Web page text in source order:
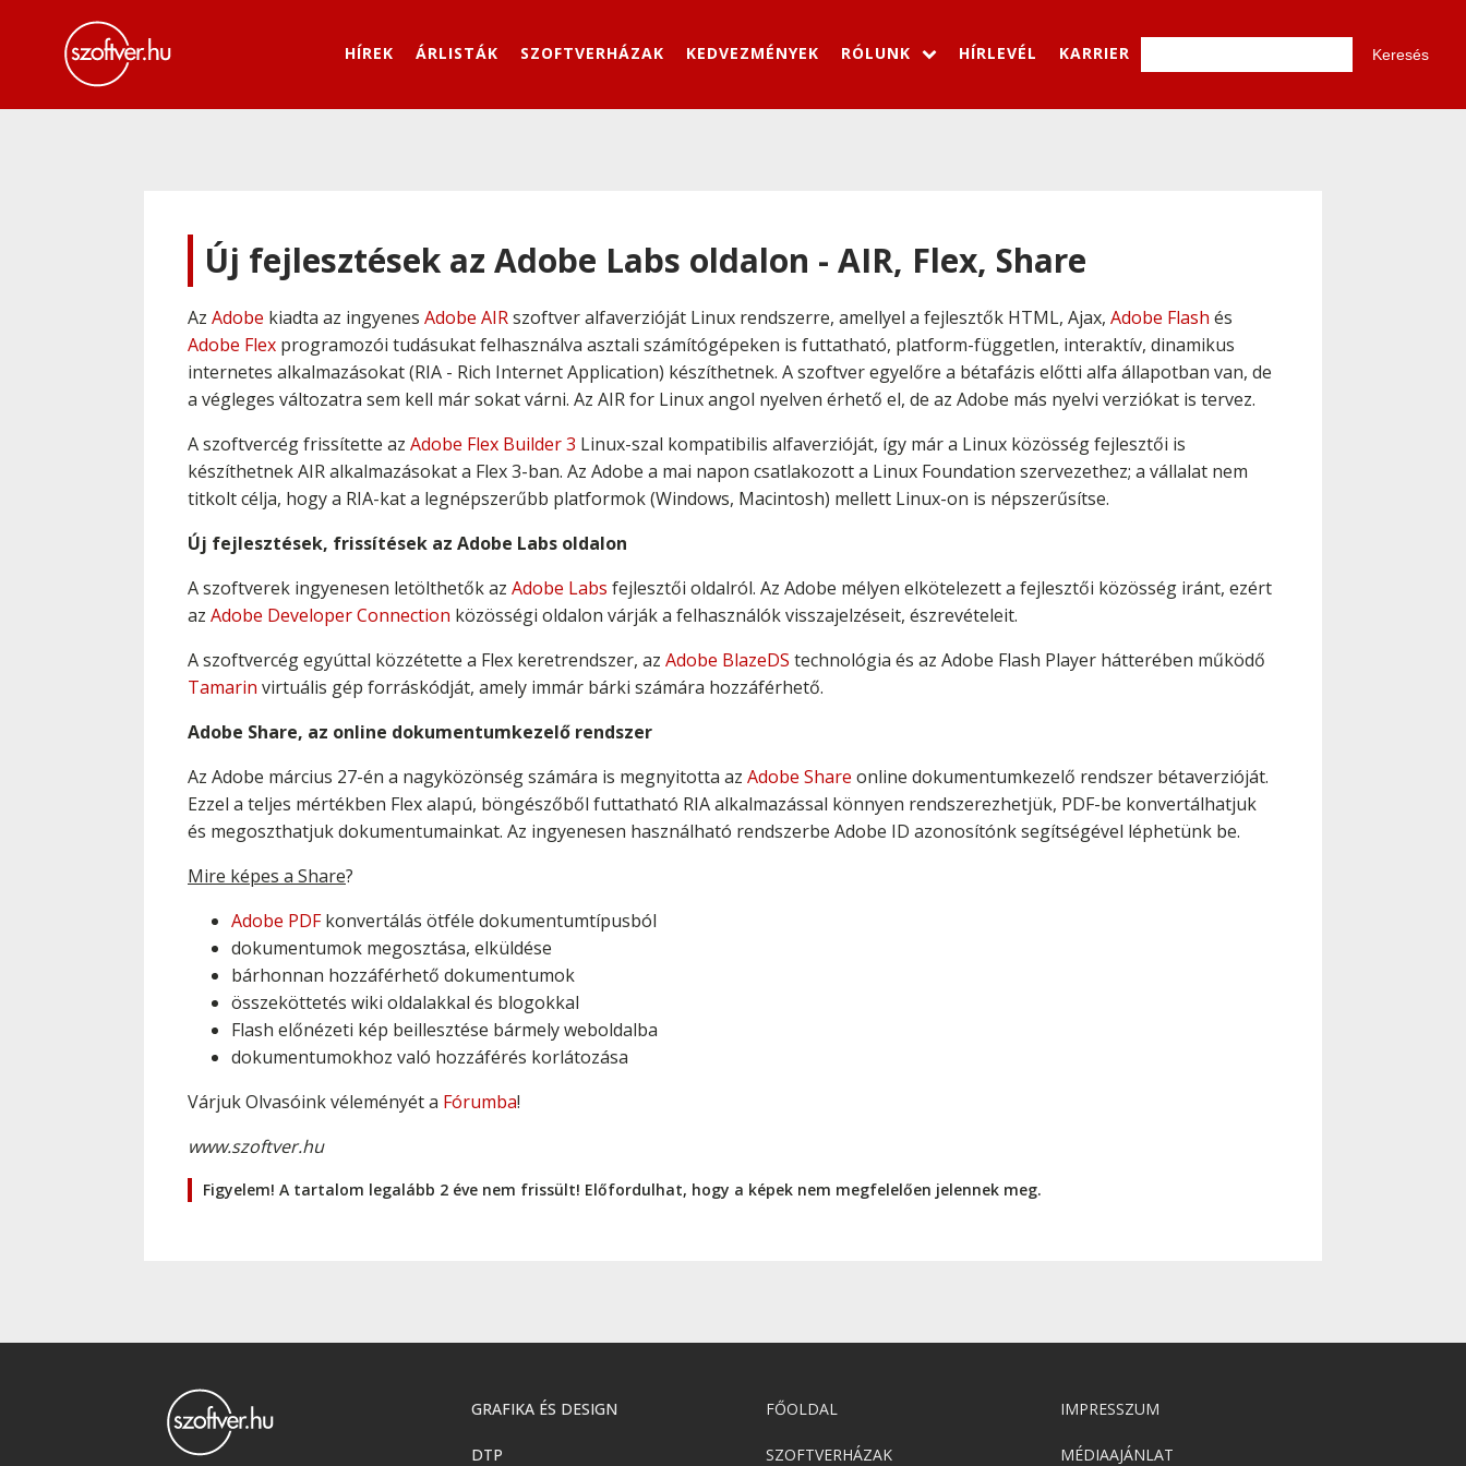
HÍREK ÁRLISTÁK SZOFTVERHÁZAK KEDVEZMÉNYEK RÓLUNK HÍRLEVÉL KARRIER
Új fejlesztések az Adobe Labs oldalon - AIR, Flex, Share
Az Adobe kiadta az ingyenes Adobe AIRszoftver alfaverzióját Linux rendszerre, amellyel a fejlesztők HTML, Ajax, Adobe Flash és
Adobe Flex programozói tudásukat felhasználva asztali számítógépeken is futtatható, platform-független, interaktív, dinamikus
internetes alkalmazásokat (RIA - Rich Internet Application) készíthetnek. A szoftver egyelőre a bétafázis előtti alfa állapotban van, de
a végleges változatra sem kell már sokat várni. Az AIR for Linux angol nyelven érhető el, de az Adobe más nyelvi verziókat is tervez.
A szoftvercég frissítette az Adobe Flex Builder 3 Linux-szal kompatibilis alfaverzióját, így már a Linux közösség fejlesztői is
készíthetnek AIR alkalmazásokat a Flex 3-ban. Az Adobe a mai napon csatlakozott a Linux Foundation szervezethez; a vállalat nem
titkolt célja, hogy a RIA-kat a legnépszerűbb platformok (Windows, Macintosh) mellett Linux-on is népszerűsítse.
Új fejlesztések, frissítések az Adobe Labs oldalon
A szoftverek ingyenesen letölthetők az Adobe Labs fejlesztői oldalról. Az Adobe mélyen elkötelezett a fejlesztői közösség iránt, ezért
az Adobe Developer Connection közösségi oldalon várják a felhasználók visszajelzéseit, észrevételeit.
A szoftvercég egyúttal közzétette a Flex keretrendszer, az Adobe BlazeDS technológia és az Adobe Flash Player hátterében működő
Tamarin virtuális gép forráskódját, amely immár bárki számára hozzáférhető.
Adobe Share, az online dokumentumkezelő rendszer
Az Adobe március 27-én a nagyközönség számára is megnyitotta az Adobe Share online dokumentumkezelő rendszer bétaverzióját.
Ezzel a teljes mértékben Flex alapú, böngészőből futtatható RIA alkalmazással könnyen rendszerezhetjük, PDF-be konvertálhatjuk
és megoszthatjuk dokumentumainkat. Az ingyenesen használható rendszerbe Adobe ID azonosítónk segítségével léphetünk be.
Mire képes a Share?
Adobe PDFkonvertálás ötféle dokumentumtípusból
dokumentumok megosztása, elküldése
bárhonnan hozzáférhető dokumentumok
összeköttetés wiki oldalakkal és blogokkal
Flash előnézeti kép beillesztése bármely weboldalba
dokumentumokhoz való hozzáférés korlátozása
Várjuk Olvasóink véleményét a Fórumba!
www.szoftver.hu
Figyelem! A tartalom legalább 2 éve nem frissült! Előfordulhat, hogy a képek nem megfelelően jelennek meg.
GRAFIKA ÉS DESIGN
DTP
FŐOLDAL
SZOFTVERHÁZAK
IMPRESSZUM
MÉDIAAJÁNLAT